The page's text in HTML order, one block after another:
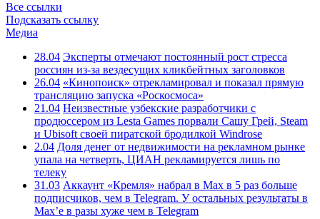
Все ссылки
Подсказать ссылку
Медиа
28.04 Эксперты отмечают постоянный рост стресса
россиян из-за вездесущих кликбейтных заголовков
26.04 «Кинопоиск» отрекламировал и показал прямую
трансляцию запуска «Роскосмоса»
21.04 Неизвестные узбекские разработчики с
продюссером из Lesta Games порвали Сашу Грей, Steam
и Ubisoft своей пиратской бродилкой Windrose
2.04 Доля денег от недвижимости на рекламном рынке
упала на четверть, ЦИАН рекламируется лишь по
телеку
31.03 Аккаунт «Кремля» набрал в Max в 5 раз больше
подписчиков, чем в Telegram. У остальных результаты в
Max’е в разы хуже чем в Telegram